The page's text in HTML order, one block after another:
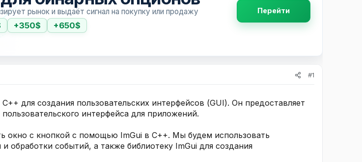
рынок и выдаёт сигнал на покупку или продажу
+350$ +650$
Перейти
#1
для создания пользовательских интерфейсов (GUI). Он предоставляет
интерфейса для приложений.
окно с кнопкой с помощью ImGui в C++. Мы будем использовать
обработки событий, а также библиотеку ImGui для создания